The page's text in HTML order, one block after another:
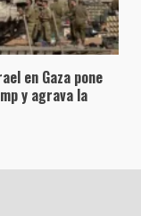
en Gaza pone
y agrava la